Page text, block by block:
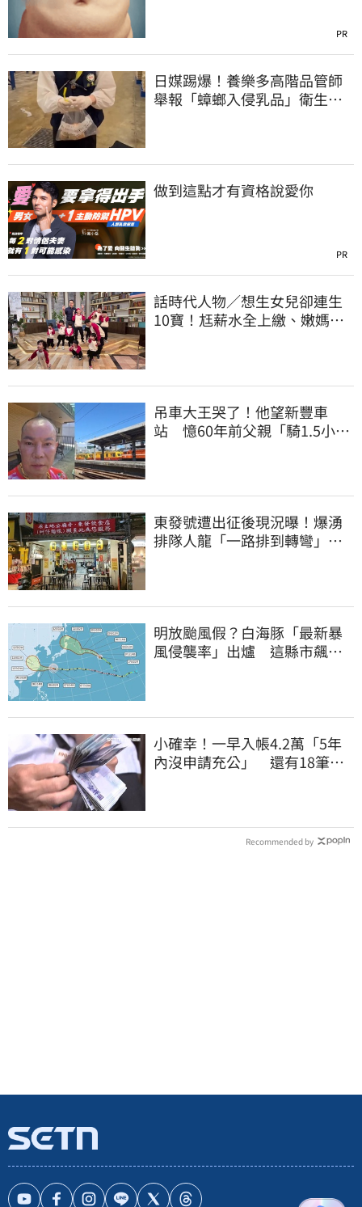
PR
日媒踢爆！養樂多高階品管師
舉報「蟑螂入侵乳品」衛生局
做到這點才有資格說愛你
PR
話時代人物／想生女兒卻連生
10寶！尪薪水全上繳、嫩媽吐
吊車大王哭了！他望新豐車
站 憶60年前父親「騎1.5小時
東發號遭出征後現況曝！爆湧
排隊人龍「一路排到轉彎」
明放颱風假？白海豚「最新暴
風侵襲率」出爐 這縣市飆
小確幸！一早入帳4.2萬「5年
內沒申請充公」 還有18筆錢
Recommended by